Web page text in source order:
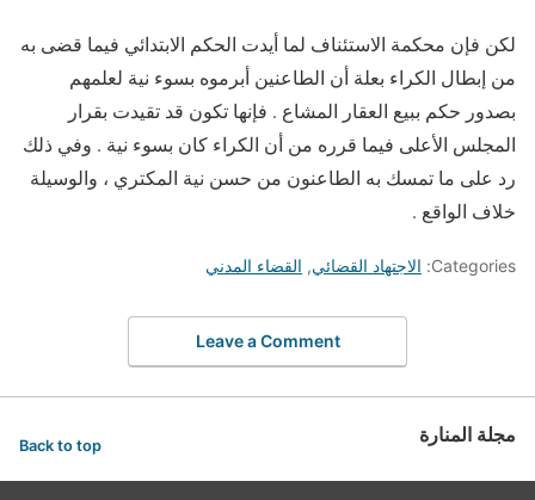
لكن فإن محكمة الاستئناف لما أيدت الحكم الابتدائي فيما قضى به
من إبطال الكراء بعلة أن الطاعنين أبرموه بسوء نية لعلمهم
بصدور حكم ببيع العقار المشاع . فإنها تكون قد تقيدت بقرار
المجلس الأعلى فيما قرره من أن الكراء كان بسوء نية . وفي ذلك
رد على ما تمسك به الطاعنون من حسن نية المكتري ، والوسيلة
خلاف الواقع .
Categories: الاجتهاد القضائي, القضاء المدني
Leave a Comment
مجلة المنارة Back to top